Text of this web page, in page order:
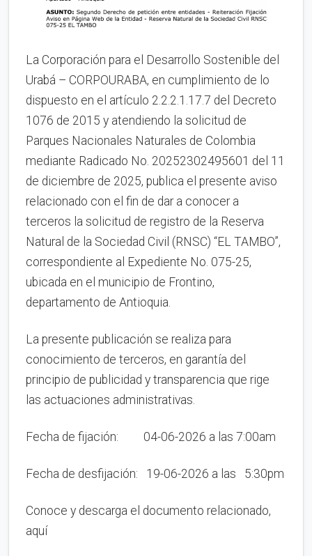
La Corporación para el Desarrollo Sostenible del
Urabá – CORPOURABA, en cumplimiento de lo
dispuesto en el artículo 2.2.2.1.17.7 del Decreto
1076 de 2015 y atendiendo la solicitud de
Parques Nacionales Naturales de Colombia
mediante Radicado No. 20252302495601 del 11
de diciembre de 2025, publica el presente aviso
relacionado con el fin de dar a conocer a
terceros la solicitud de registro de la Reserva
Natural de la Sociedad Civil (RNSC) “EL TAMBO”,
correspondiente al Expediente No. 075-25,
ubicada en el municipio de Frontino,
departamento de Antioquia.
La presente publicación se realiza para
conocimiento de terceros, en garantía del
principio de publicidad y transparencia que rige
las actuaciones administrativas.
Fecha de fijación: 04-06-2026 a las 7:00am
Fecha de desfijación: 19-06-2026 a las 5:30pm
Conoce y descarga el documento relacionado,
aquí